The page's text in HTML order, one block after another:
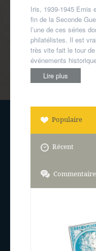
Iris, 1939-1945 Emis
fin de la Seconde
l’une de ces séries
philatélistes. Il est
très vite fait le tour
événements
Lire plus
Populaire
Récent